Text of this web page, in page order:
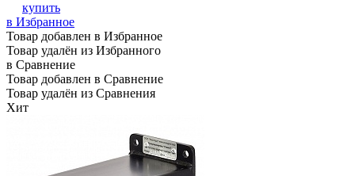
купить
в Избранное
Товар добавлен в Избранное
Товар удалён из Избранного
в Сравнение
Товар добавлен в Сравнение
Товар удалён из Сравнения
Хит